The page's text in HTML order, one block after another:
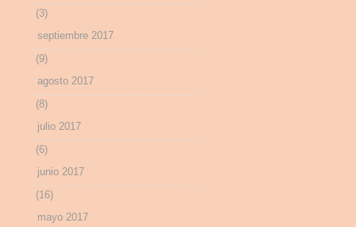
(3)
septiembre 2017
(9)
agosto 2017
(8)
julio 2017
(6)
junio 2017
(16)
mayo 2017